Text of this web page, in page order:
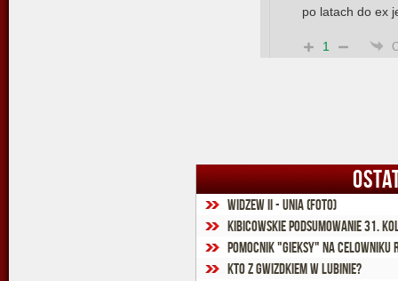
po latach do ex
1
Widzew II - Unia (foto)
Kibicowskie podsumowanie 31.
Pomocnik "Gieksy" na celowniku
Kto z gwizdkiem w Lubinie?